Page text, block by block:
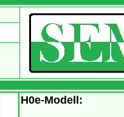
H0e-Modell: